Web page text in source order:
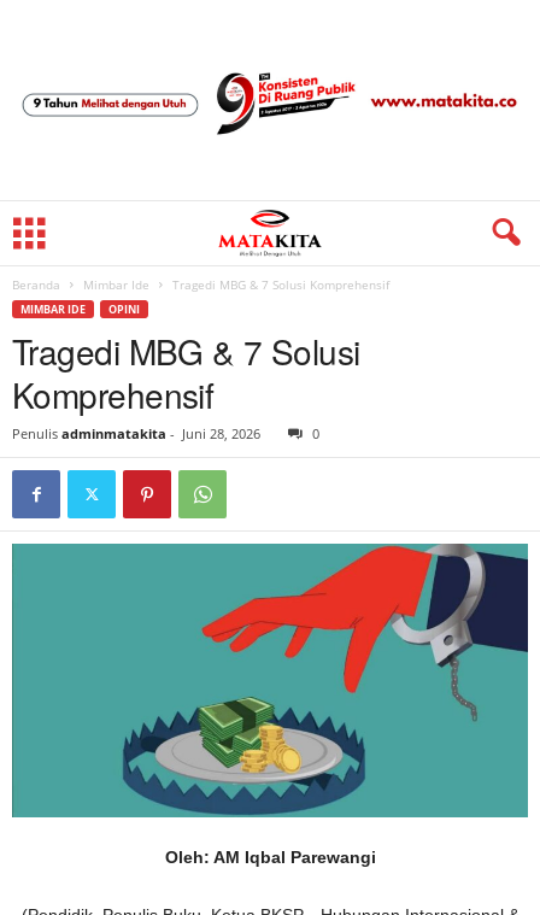
Beranda Mimbar Ide Tragedi MBG & 7 Solusi Komprehensif
MIMBAR IDE OPINI
Tragedi MBG & 7 Solusi
Komprehensif
Penulis adminmatakita - Juni 28, 2026 0
Oleh: AM Iqbal Parewangi